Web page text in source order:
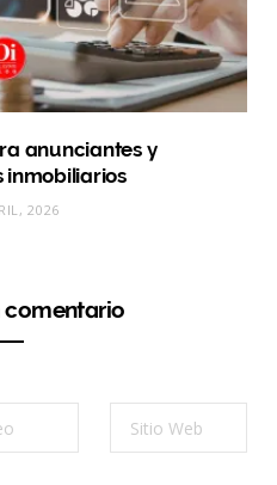
anunciantes y
inmobiliarios
2026
comentario